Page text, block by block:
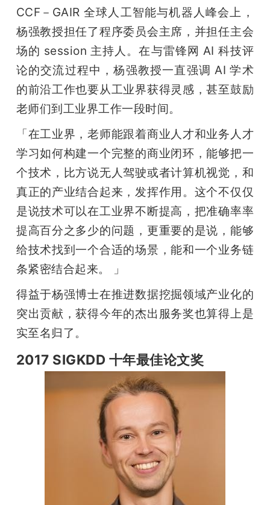
CCF－GAIR 全球人工智能与机器人峰会上，
杨强教授担任了程序委员会主席，并担任主会
场的 session 主持人。在与雷锋网 AI 科技评
论的交流过程中，杨强教授一直强调 AI 学术
的前沿工作也要从工业界获得灵感，甚至鼓励
老师们到工业界工作一段时间。
「在工业界，老师能跟着商业人才和业务人才
学习如何构建一个完整的商业闭环，能够把一
个技术，比方说无人驾驶或者计算机视觉，和
真正的产业结合起来，发挥作用。这个不仅仅
是说技术可以在工业界不断提高，把准确率率
提高百分之多少的问题，更重要的是说，能够
给技术找到一个合适的场景，能和一个业务链
条紧密结合起来。 」
得益于杨强博士在推进数据挖掘领域产业化的
突出贡献，获得今年的杰出服务奖也算得上是
实至名归了。
2017 SIGKDD 十年最佳论文奖